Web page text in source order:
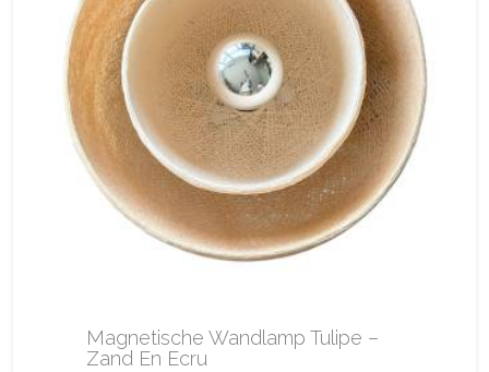
Magnetische Wandlamp Tulipe –
Zand En Ecru